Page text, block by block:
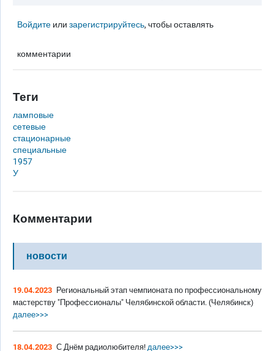
Войдите илизарегистрируйтесь, чтобы оставлять
комментарии
Теги
ламповые
сетевые
стационарные
специальные
1957
У
Комментарии
новости
19.04.2023 Региональный этап чемпионата по профессиональному
мастерству "Профессионалы" Челябинской области. (Челябинск)
далее>>>
18.04.2023 С Днём радиолюбителя! далее>>>